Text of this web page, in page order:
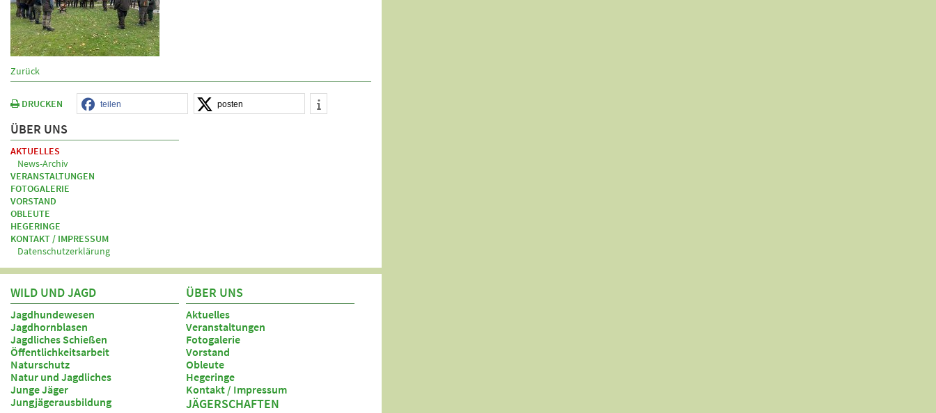
Zurück
DRUCKEN teilen posten
ÜBER UNS
AKTUELLES
News-Archiv
VERANSTALTUNGEN
FOTOGALERIE
VORSTAND
OBLEUTE
HEGERINGE
KONTAKT / IMPRESSUM
Datenschutzerklärung
WILD UND JAGD
Jagdhundewesen
Jagdhornblasen
Jagdliches Schießen
Öffentlichkeitsarbeit
Naturschutz
Natur und Jagdliches
Junge Jäger
Jungjägerausbildung
ÜBER UNS
Aktuelles
Veranstaltungen
Fotogalerie
Vorstand
Obleute
Hegeringe
Kontakt / Impressum
JÄGERSCHAFTEN